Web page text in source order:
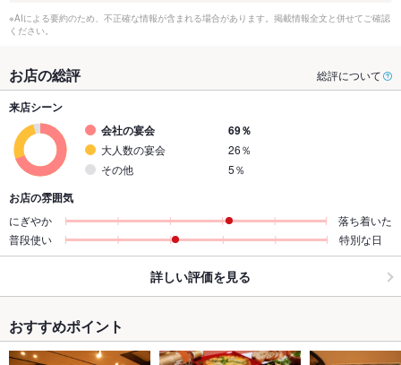
※AIによる要約のため、不正確な情報が含まれる場合があります。掲載情報全文と併せてご確認
ください。
お店の総評 総評について
来店シーン
会社の宴会
69％
大人数の宴会
26％
その他
5％
お店の雰囲気
にぎやか
落ち着いた
普段使い
特別な日
詳しい評価を見る
おすすめポイント